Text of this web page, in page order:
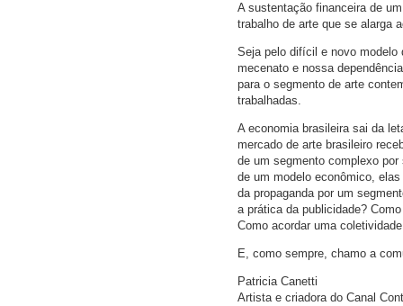
A sustentação financeira de
trabalho de arte que se alarga
Seja pelo difícil e novo modelo
mecenato e nossa
para o segmento de arte
trabalhadas.
A economia brasileira sai da
mercado de arte brasileiro
de um segmento complexo
de um modelo econômico,
da propaganda por um
a prática da publicidade?
Como acordar uma
E, como sempre, chamo a
Patricia Canetti
Artista e criadora do Canal